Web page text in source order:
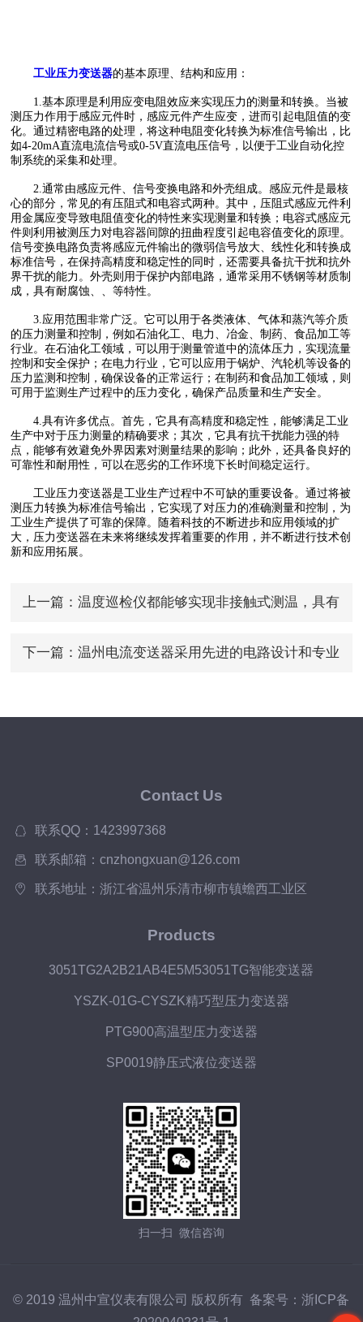
工业压力变送器的基本原理、结构和应用：
1.基本原理是利用应变电阻效应来实现压力的测量和转换。当被
测压力作用于感应元件时，感应元件产生应变，进而引起电阻值的变
化。通过精密电路的处理，将这种电阻变化转换为标准信号输出，比
如4-20mA直流电流信号或0-5V直流电压信号，以便于工业自动化控
制系统的采集和处理。
2.通常由感应元件、信号变换电路和外壳组成。感应元件是最核
心的部分，常见的有压阻式和电容式两种。其中，压阻式感应元件利
用金属应变导致电阻值变化的特性来实现测量和转换；电容式感应元
件则利用被测压力对电容器间隙的扭曲程度引起电容值变化的原理。
信号变换电路负责将感应元件输出的微弱信号放大、线性化和转换成
标准信号，在保持高精度和稳定性的同时，还需要具备抗干扰和抗外
界干扰的能力。外壳则用于保护内部电路，通常采用不锈钢等材质制
成，具有耐腐蚀、、等特性。
3.应用范围非常广泛。它可以用于各类液体、气体和蒸汽等介质
的压力测量和控制，例如石油化工、电力、冶金、制药、食品加工等
行业。在石油化工领域，可以用于测量管道中的流体压力，实现流量
控制和安全保护；在电力行业，它可以应用于锅炉、汽轮机等设备的
压力监测和控制，确保设备的正常运行；在制药和食品加工领域，则
可用于监测生产过程中的压力变化，确保产品质量和生产安全。
4.具有许多优点。首先，它具有高精度和稳定性，能够满足工业
生产中对于压力测量的精确要求；其次，它具有抗干扰能力强的特
点，能够有效避免外界因素对测量结果的影响；此外，还具备良好的
可靠性和耐用性，可以在恶劣的工作环境下长时间稳定运行。
工业压力变送器是工业生产过程中不可缺的重要设备。通过将被
测压力转换为标准信号输出，它实现了对压力的准确测量和控制，为
工业生产提供了可靠的保障。随着科技的不断进步和应用领域的扩
大，压力变送器在未来将继续发挥着重要的作用，并不断进行技术创
新和应用拓展。
上一篇： 温度巡检仪都能够实现非接触式测温，具有
下一篇： 温州电流变送器采用先进的电路设计和专业
Contact Us
联系QQ：1423997368
联系邮箱：cnzhongxuan@126.com
联系地址：浙江省温州乐清市柳市镇蟾西工业区
Products
3051TG2A2B21AB4E5M53051TG智能变送器
YSZK-01G-CYSZK精巧型压力变送器
PTG900高温型压力变送器
SP0019静压式液位变送器
扫一扫 微信咨询
© 2019 温州中宣仪表有限公司 版权所有 备案号：浙ICP备